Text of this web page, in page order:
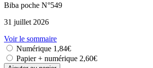
Biba poche N°549
31 juillet 2026
Voir le sommaire
Numérique 1,84€
Papier + numérique 2,60€